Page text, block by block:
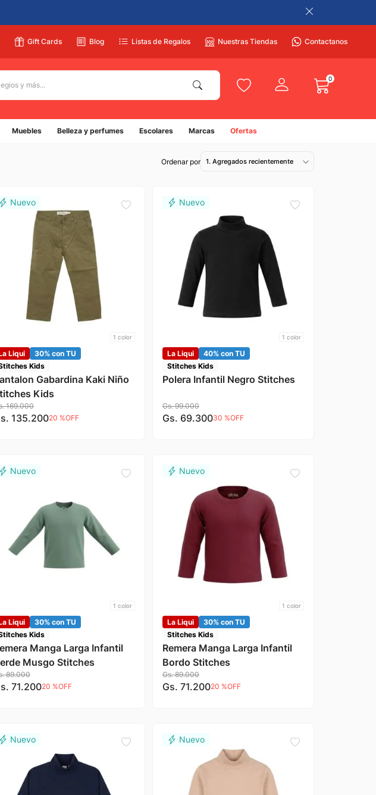
Gift Cards Blog Listas de Regalos Nuestras Tiendas Contactanos
colegios y más... 0
Muebles Belleza y perfumes Escolares Marcas Ofertas
1. Agregados recientemente
1 color
Liqui
30% con TU
Kids
Gabardina Kaki Niño
Kids
169.000
135.20020 %OFF
1 color
La Liqui
40% con TU
Stitches Kids
Polera Infantil Negro Stitches
Gs. 99.000
Gs. 69.30030 %OFF
1 color
Liqui
30% con TU
Kids
Manga Larga Infantil
Musgo Stitches
89.000
71.20020 %OFF
1 color
La Liqui
30% con TU
Stitches Kids
Remera Manga Larga Infantil
Bordo Stitches
Gs. 89.000
Gs. 71.20020 %OFF